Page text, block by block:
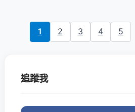
1 2 3 4 5
追蹤我